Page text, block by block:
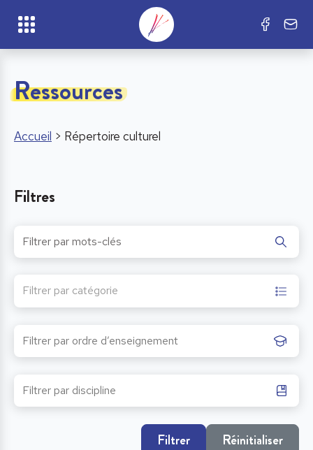
Ressources
Accueil > Répertoire culturel
Filtres
Filtrer par catégorie
Filtrer Réinitialiser